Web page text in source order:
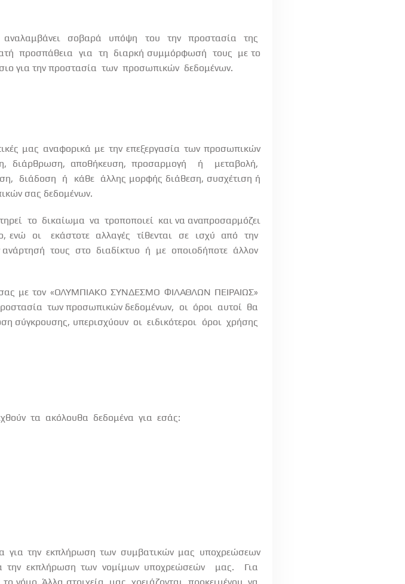
σοβαρά υπόψη του την προστασία της
προσπάθεια για τη διαρκή συμμόρφωσή τους με το
για την προστασία των προσωπικών δεδομένων.
μας αναφορικά με την επεξεργασία των προσωπικών
διάρθρωση, αποθήκευση, προσαρμογή
ή
μεταβολή,
διάδοση ή κάθε
άλλης μορφής διάθεση, συσχέτιση ή
σας δεδομένων.
το δικαίωμα να τροποποιεί και να αναπροσαρμόζει
ενώ οι εκάστοτε αλλαγές τίθενται σε ισχύ από
την
ανάρτησή τους στο διαδίκτυο ή με οποιοδήποτε άλλον
με τον «ΟΛΥΜΠΙΑΚΟ ΣΥΝΔΕΣΜΟ ΦΙΛΑΘΛΩΝ ΠΕΙΡΑΙΩΣ»
των προσωπικών δεδομένων, οι όροι αυτοί θα
σύγκρουσης, υπερισχύουν οι ειδικότεροι όροι χρήσης
τα ακόλουθα δεδομένα για εσάς:
για την εκπλήρωση των συμβατικών μας υποχρεώσεων
την εκπλήρωση των νομίμων υποχρεώσεών
μας.
Για